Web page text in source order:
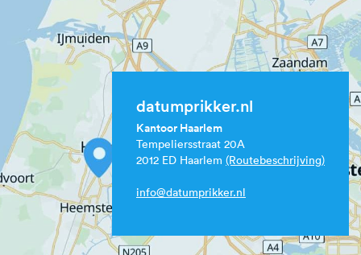
datumprikker.nl
Kantoor Haarlem
Tempeliersstraat 20A
2012 ED Haarlem (Routebeschrijving)
info@datumprikker.nl